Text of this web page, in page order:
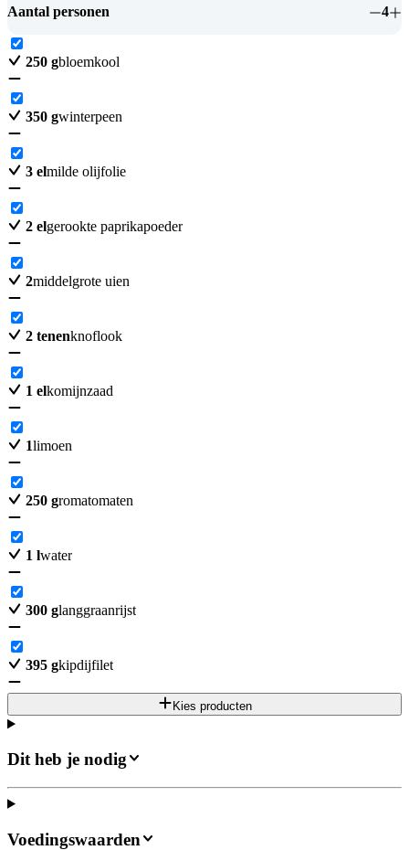
Aantal personen 4
250 gbloemkool
350 gwinterpeen
3 elmilde olijfolie
2 elgerookte paprikapoeder
2middelgrote uien
2 tenenknoflook
1 elkomijnzaad
1limoen
250 gromatomaten
1 lwater
300 glanggraanrijst
395 gkipdijfilet
Kies producten
Dit heb je nodig
Voedingswaarden